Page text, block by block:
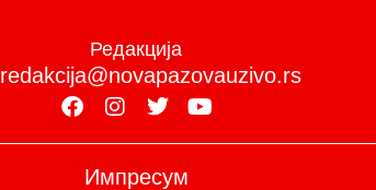
Редакција
redakcija@novapazovauzivo.rs
Импресум